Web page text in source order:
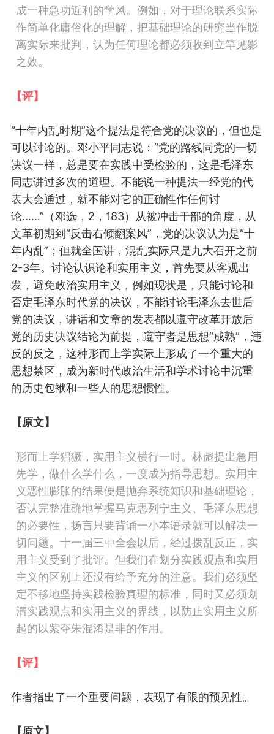
成一种急功近利的学风。例如，对于理论联系实际
作简单化庸俗化的理解，把基础理论的研究当作脱
离实际来批判，认为任何理论都必须收到立竿见影
之效。
【评】
“十年内乱时期”这个提法是符合党的决议的，但也是
可以讨论的。邓小平同志说：“党的路线同党的一切
决议一样，总是要在实践中受检验的，这是毛泽东
同志讲过多次的道理。不能说一种提法一经党的代
表大会通过，就不能对它的正确性作任何讨
论……”（邓选，2，183） 从被冲击干部的角度 ，从
文革初期到“反击右倾翻案风”，党的决议认为是“十
年内乱”；但就全国讲 ，混乱实际只是九大召开之前
2-3年。讨论认识论和实用主义，首先要从客观出
发，避免政治实用主义，例如现状是，只能讨论和
否定毛泽东时代党的决议，不能讨论毛泽东去世后
党的决议，讲话和文章的发表都以遵守改革开放后
党的历史决议结论为前提，遵守者是思想“成熟”，违
反的反之，这种形而上学实际上形成了一个重大的
思想禁区， 成为新时代政治生活和学术讨论中沉重
的历史包袱和一些人的思想惯性。
【原文】
形而上学猖獗，实用主义横行一时。林彪提出急用
先学，做什么学什么，一度成为指导思想。实用主
义恶性膨胀的结果便是抛弃系统知识和基础理论，
否认完整准确地掌握马克思列宁主义、毛泽东思想
的必要性，扬言只要背诵一小本语录就可以解决一
切问题。十一届三中全会以后，经过拨乱反正，实
用主义受到了批评。但我们在划分实践观点和实用
主义的区别上还没有给予充分的注意。我们必须坚
定不移地坚持实践检验真理的标准，同时又 必须划
清实践观点和实用主义的界线 ，以防止实用主义所
起的以紫夺朱混淆是非的作用。
【评】
作者指出了一个重要问题，表现了有限的预见性。
【原文】